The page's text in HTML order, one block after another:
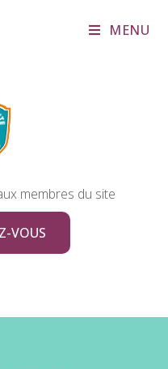
MENU
membres du site
VOUS